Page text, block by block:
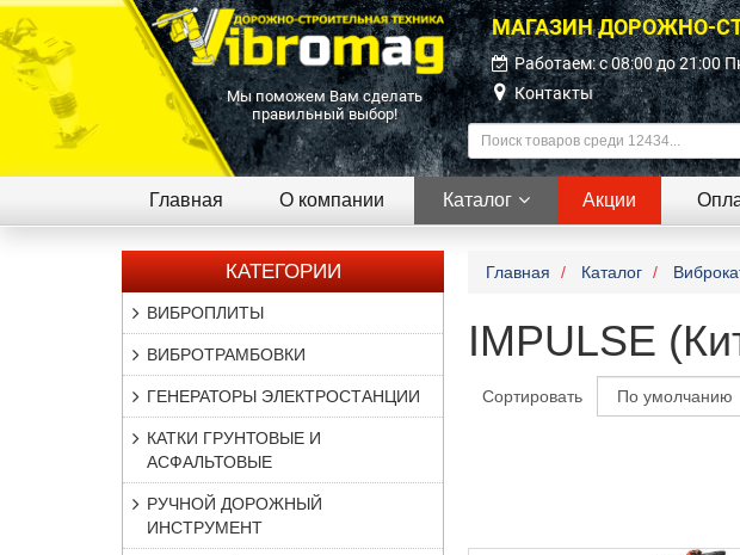
Мы поможем Вам сделать
правильный выбор!
МАГАЗИН ДОРОЖНО-
Работаем: c 08:00 до 21:00
Контакты
Главная О компании Каталог Акции
КАТЕГОРИИ
ВИБРОПЛИТЫ
ВИБРОТРАМБОВКИ
ГЕНЕРАТОРЫ ЭЛЕКТРОСТАНЦИИ
КАТКИ ГРУНТОВЫЕ И
АСФАЛЬТОВЫЕ
РУЧНОЙ ДОРОЖНЫЙ
ИНСТРУМЕНТ
Главная Каталог
IMPULSE
Сортировать